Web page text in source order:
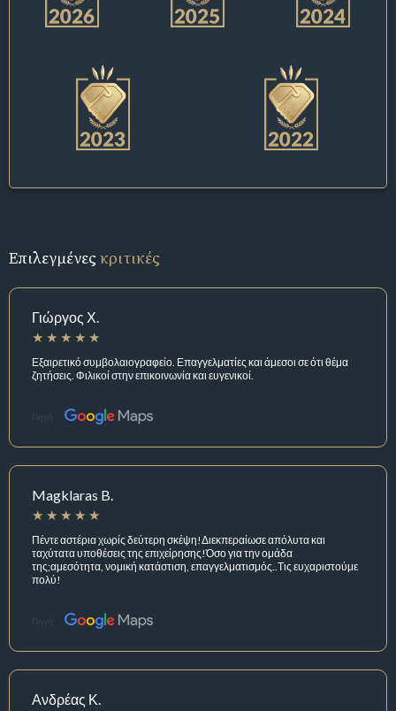
Επιλεγμένεςκριτικές
Γιώργος Χ.
Εξαιρετικό συμβολαιογραφείο. Επαγγελματίες και άμεσοι σε ότι θέμα
ζητήσεις. Φιλικοί στην επικοινωνία και ευγενικοί.
Πηγή:
Magklaras B.
Πέντε αστέρια χωρίς δεύτερη σκέψη!Διεκπεραίωσε απόλυτα και
ταχύτατα υποθέσεις της επιχείρησης!Όσο για την ομάδα
της;αμεσότητα, νομική κατάστιση, επαγγελματισμός..Τις ευχαριστούμε
πολύ!
Πηγή:
Ανδρέας Κ.